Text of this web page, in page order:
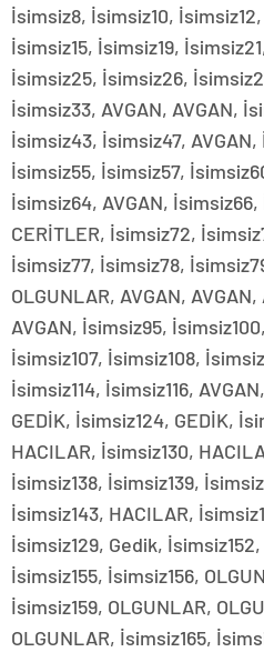
İsimsiz8, İsimsiz10,
İsimsiz15, İsimsiz19,
İsimsiz25, İsimsiz26,
İsimsiz33, AVGAN, AVGAN,
İsimsiz43, İsimsiz47,
İsimsiz55, İsimsiz57,
İsimsiz64, AVGAN,
CERİTLER, İsimsiz72,
İsimsiz77, İsimsiz78,
OLGUNLAR, AVGAN,
AVGAN, İsimsiz95,
İsimsiz107, İsimsiz108,
İsimsiz114, İsimsiz116,
GEDİK, İsimsiz124, GEDİK,
HACILAR, İsimsiz130,
İsimsiz138, İsimsiz139,
İsimsiz143, HACILAR,
İsimsiz129, Gedik,
İsimsiz155, İsimsiz156,
İsimsiz159, OLGUNLAR,
OLGUNLAR, İsimsiz165,